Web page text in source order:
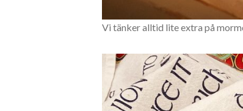
Vi tänker alltid lite extra på